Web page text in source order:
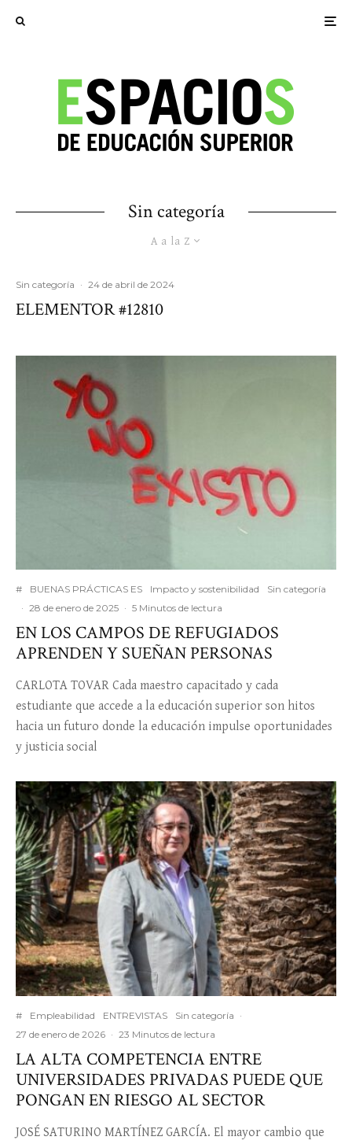
Sin categoría
A a la Z
Sin categoría · 24 de abril de 2024
ELEMENTOR #12810
# BUENAS PRÁCTICAS ES Impacto y sostenibilidad
Sin categoría
· 28 de enero de 2025 · 5 Minutos de lectura
EN LOS CAMPOS DE REFUGIADOS
APRENDEN Y SUEÑAN PERSONAS
CARLOTA TOVAR Cada maestro capacitado y cada
estudiante que accede a la educación superior son hitos
hacia un futuro donde la educación impulse oportunidades
y justicia social
# Empleabilidad ENTREVISTAS Sin categoría ·
27 de enero de 2026 · 23 Minutos de lectura
LA ALTA COMPETENCIA ENTRE
UNIVERSIDADES PRIVADAS PUEDE QUE
PONGAN EN RIESGO AL SECTOR
JOSÉ SATURINO MARTÍNEZ GARCÍA. El mayor cambio que